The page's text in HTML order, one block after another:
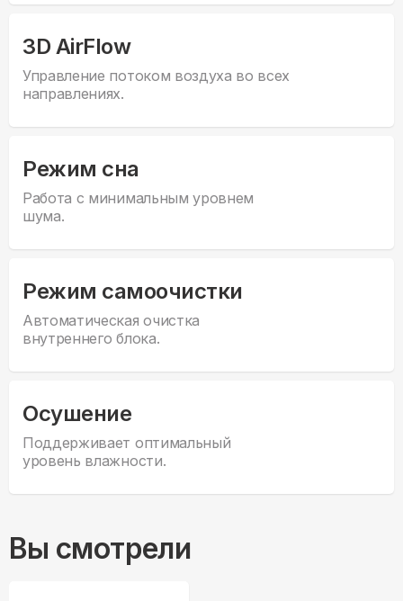
3D AirFlow
Управление потоком воздуха во всех
направлениях.
Режим сна
Работа с минимальным уровнем
шума.
Режим самоочистки
Автоматическая очистка
внутреннего блока.
Осушение
Поддерживает оптимальный
уровень влажности.
Вы смотрели